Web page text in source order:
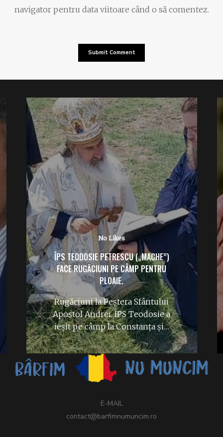
navigator pentru data viitoare când o să comentez.
No Likes
ÎPS TEODOSIE PETRESCU („MACHE”)
FACE RUGĂCIUNI PE CÂMP PENTRU
PLOAIE.
Rugăciuni la Peștera Sfântului
Apostol Andrei. ÎPS Teodosie a
ieșit pe câmp la Constanța și…
E-MAIL
contact@barfimnumuncim.ro